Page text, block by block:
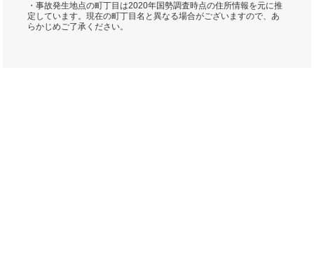
・事故発生地点の町丁目は2020年国勢調査時点の住所情報を元に推
定しています。現在の町丁目名と異なる場合がございますので、あ
らかじめご了承ください。